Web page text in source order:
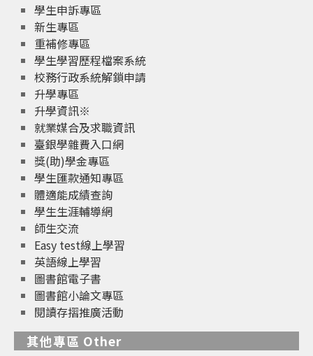
學生申訴專區
新生專區
重補修專區
學生學習歷程檔案系統
校務行政系統解鎖申請
升學專區
升學資訊※
就業媒合及求職資訊
臺銀學雜費入口網
獎(助)學金專區
學生匯款通知專區
體適能成績查詢
學生生涯輔導網
師生交流
Easy test線上學習
英語線上學習
圖書館電子書
圖書館小論文專區
閱讀存摺推廣活動
其他專區 Other